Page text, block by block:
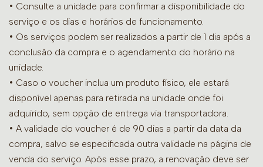
• Consulte a unidade para confirmar a disponibilidade do
serviço e os dias e horários de funcionamento.
• Os serviços podem ser realizados a partir de 1 dia após a
conclusão da compra e o agendamento do horário na
unidade.
• Caso o voucher inclua um produto físico, ele estará
disponível apenas para retirada na unidade onde foi
adquirido, sem opção de entrega via transportadora.
• A validade do voucher é de 90 dias a partir da data da
compra, salvo se especificada outra validade na página de
venda do serviço. Após esse prazo, a renovação deve ser